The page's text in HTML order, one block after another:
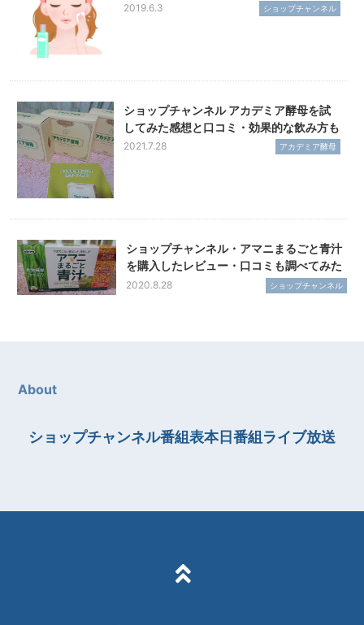
2019.6.3 ショップチャンネル
ショップチャンネル アカデミア酵母を試
してみた感想と口コミ・効果的な飲み方も
2021.7.28 アカデミア酵母
ショップチャンネル・アマニまるごと青汁
を購入したレビュー・口コミも調べてみた
2020.8.28 ショップチャンネル
About
ショップチャンネル番組表本日番組ライブ放送